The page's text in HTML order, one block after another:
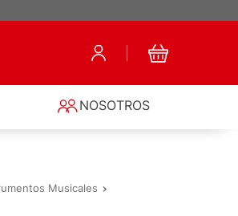
NOSOTROS
Musicales